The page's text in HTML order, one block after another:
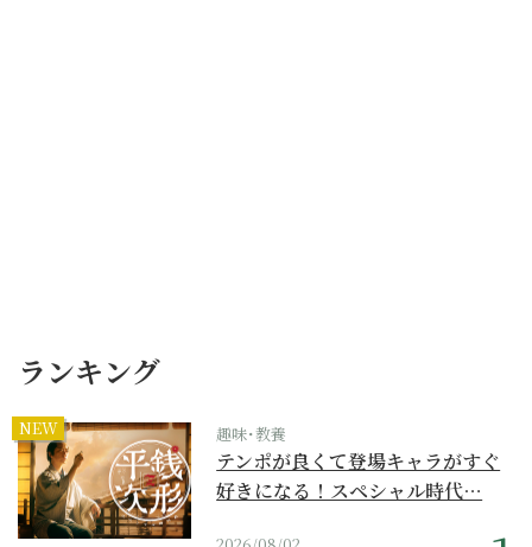
ランキング
NEW 趣味･教養
テンポが良くて登場キャラがすぐ
好きになる！スペシャル時代…